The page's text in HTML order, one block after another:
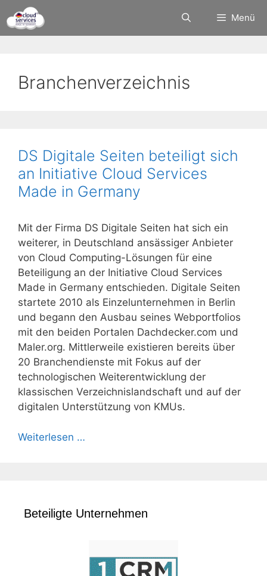
Inhalt
springen
Menü
Branchenverzeichnis
DS Digitale Seiten beteiligt sich
an Initiative Cloud Services
Made in Germany
Mit der Firma DS Digitale Seiten hat sich ein
weiterer, in Deutschland ansässiger Anbieter
von Cloud Computing-Lösungen für eine
Beteiligung an der Initiative Cloud Services
Made in Germany entschieden. Digitale Seiten
startete 2010 als Einzelunternehmen in Berlin
und begann den Ausbau seines Webportfolios
mit den beiden Portalen Dachdecker.com und
Maler.org. Mittlerweile existieren bereits über
20 Branchendienste mit Fokus auf der
technologischen Weiterentwicklung der
klassischen Verzeichnislandschaft und auf der
digitalen Unterstützung von KMUs.
Weiterlesen …
Beteiligte Unternehmen